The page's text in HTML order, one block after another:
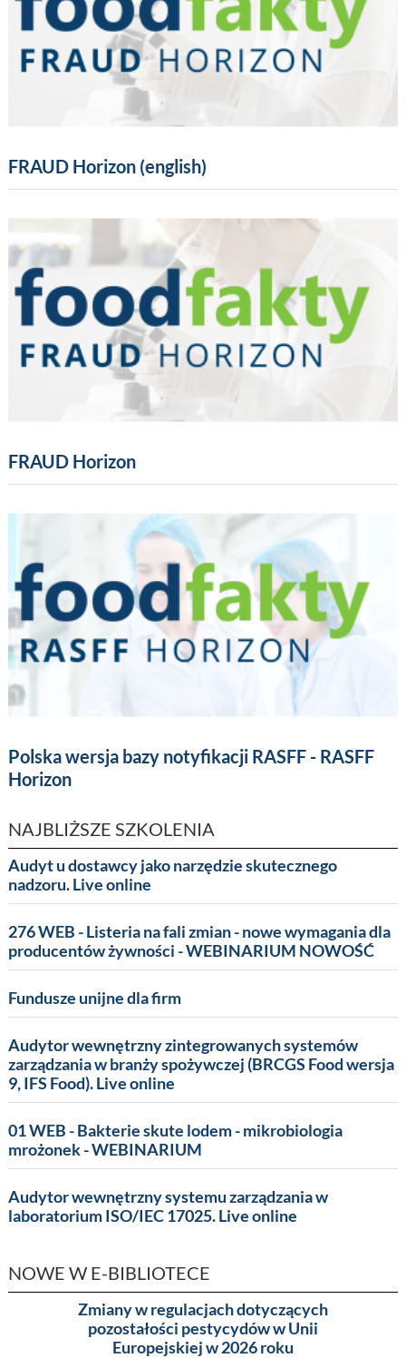
FRAUD Horizon (english)
FRAUD Horizon
Polska wersja bazy notyfikacji RASFF - RASFF
Horizon
NAJBLIŻSZE SZKOLENIA
Audyt u dostawcy jako narzędzie skutecznego
nadzoru. Live online
276 WEB - Listeria na fali zmian - nowe wymagania dla
producentów żywności - WEBINARIUM NOWOŚĆ
Fundusze unijne dla firm
Audytor wewnętrzny zintegrowanych systemów
zarządzania w branży spożywczej (BRCGS Food wersja
9, IFS Food). Live online
01 WEB - Bakterie skute lodem - mikrobiologia
mrożonek - WEBINARIUM
Audytor wewnętrzny systemu zarządzania w
laboratorium ISO/IEC 17025. Live online
NOWE W E-BIBLIOTECE
Zmiany w regulacjach dotyczących
pozostałości pestycydów w Unii
Europejskiej w 2026 roku